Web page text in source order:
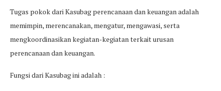
Tugas pokok dari Kasubag perencanaan dan keuangan adalah
memimpin, merencanakan, mengatur, mengawasi, serta
mengkoordinasikan kegiatan-kegiatan terkait urusan
perencanaan dan keuangan.
Fungsi dari Kasubag ini adalah :